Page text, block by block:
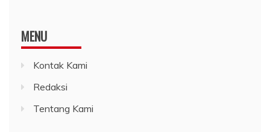
MENU
Kontak Kami
Redaksi
Tentang Kami